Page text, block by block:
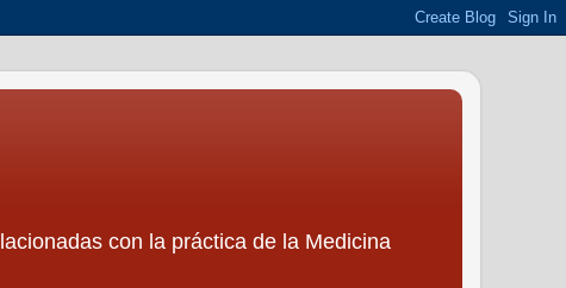
con la práctica de la Medicina